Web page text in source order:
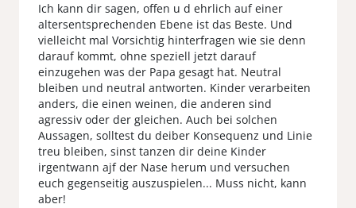
Ich kann dir sagen, offen u d ehrlich auf einer
altersentsprechenden Ebene ist das Beste. Und
vielleicht mal Vorsichtig hinterfragen wie sie denn
darauf kommt, ohne speziell jetzt darauf
einzugehen was der Papa gesagt hat. Neutral
bleiben und neutral antworten. Kinder verarbeiten
anders, die einen weinen, die anderen sind
agressiv oder der gleichen. Auch bei solchen
Aussagen, solltest du deiber Konsequenz und Linie
treu bleiben, sinst tanzen dir deine Kinder
irgentwann ajf der Nase herum und versuchen
euch gegenseitig auszuspielen... Muss nicht, kann
aber!